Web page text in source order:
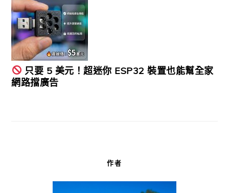
只要 5 美元！超迷你 ESP32 裝置也能幫全家
網路擋廣告
作者